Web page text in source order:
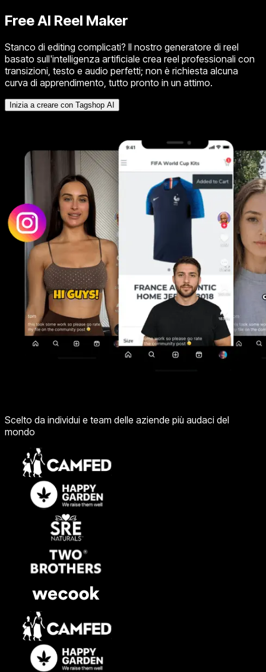
Free AI Reel Maker
Stanco di editing complicati? Il nostro generatore di reel
basato sull'intelligenza artificiale crea reel professionali con
transizioni, testo e audio perfetti; non è richiesta alcuna
curva di apprendimento, tutto pronto in un attimo.
Inizia a creare con Tagshop AI
Scelto da individui e team delle aziende più audaci del
mondo